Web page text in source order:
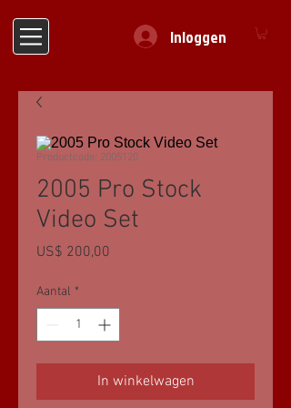
Inloggen
Productcode: 2005120
2005 Pro Stock
Video Set
US$ 200,00
Aantal *
In winkelwagen